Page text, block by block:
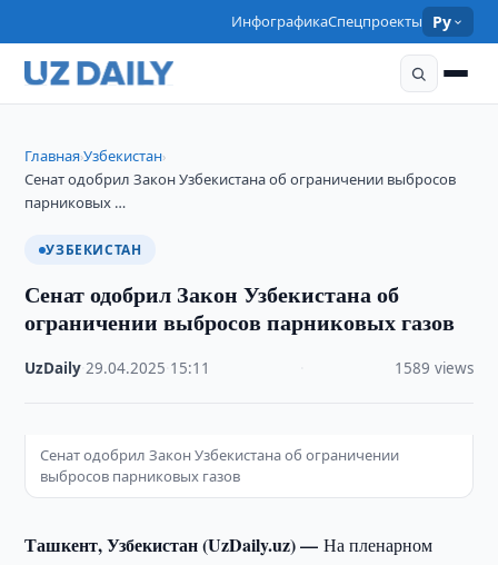
ИнфографикаСпецпроекты Ру
Главная›Узбекистан›
Сенат одобрил Закон Узбекистана об ограничении выбросов
парниковых …
УЗБЕКИСТАН
Сенат одобрил Закон Узбекистана об
ограничении выбросов парниковых газов
UzDaily ·29.04.2025 15:11 1589 views
Сенат одобрил Закон Узбекистана об ограничении
выбросов парниковых газов
Ташкент, Узбекистан (UzDaily.uz) —На пленарном